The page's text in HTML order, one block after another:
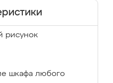
рисунок
шкафа любого